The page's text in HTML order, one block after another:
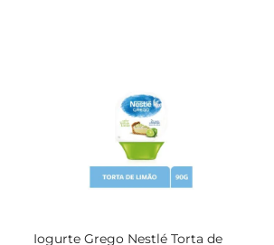
Iogurte Grego Nestlé Torta de